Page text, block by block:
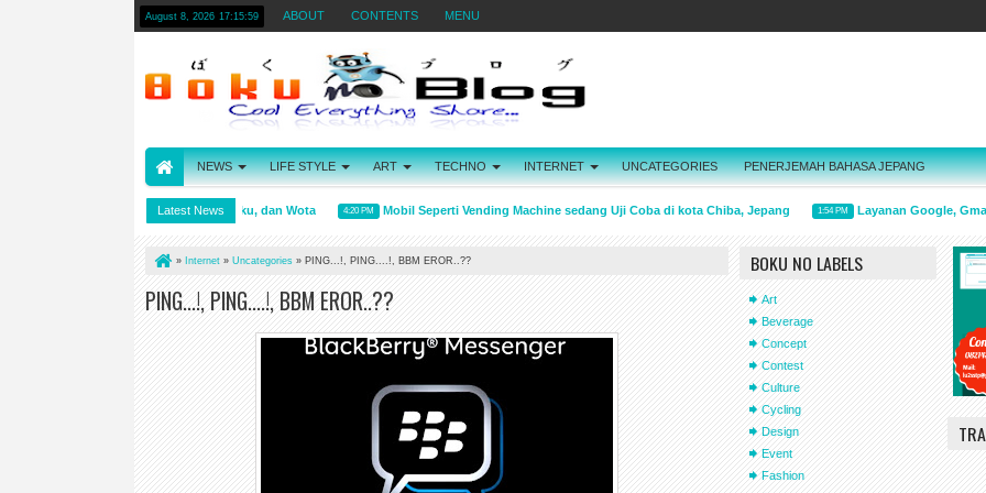
August 8, 2026 17:16:00 ABOUT CONTENTS MENU
NEWS LIFE STYLE ART TECHNO INTERNET UNCATEGORIES PENERJEMAH BAHASA JEPANG
Latest News
Arti kata Wibu, Otaku, dan Wota 4:20 PM Mobil Seperti Vending Machine sedang Uji Coba di kota Chiba, Jepang 1:54 PM Layanan Google, Gmail
» Internet » Uncategories » PING...!, PING....!, BBM EROR..??
PING...!, PING....!, BBM EROR..??
BOKU NO LABELS
Art
Beverage
Concept
Contest
Culture
Cycling
Design
Event
Fashion